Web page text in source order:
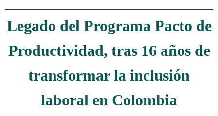
Legado del Programa Pacto de
Productividad, tras 16 años de
transformar la inclusión
laboral en Colombia